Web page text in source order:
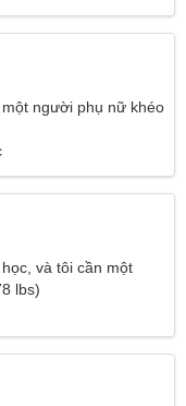
người phụ nữ khéo
và tôi cần một
lbs)